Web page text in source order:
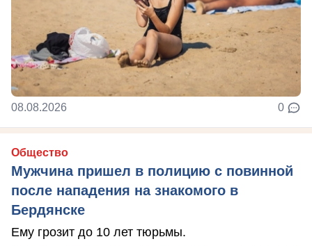
08.08.2026 0
Общество
Мужчина пришел в полицию с повинной
после нападения на знакомого в
Бердянске
Ему грозит до 10 лет тюрьмы.